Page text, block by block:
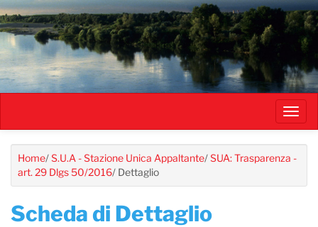
Salta
al
contenuto
principale
Home/S.U.A - Stazione Unica Appaltante/SUA: Trasparenza -
art. 29 Dlgs 50/2016/ Dettaglio
Scheda di Dettaglio